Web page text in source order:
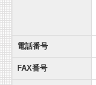
電話番号
FAX番号